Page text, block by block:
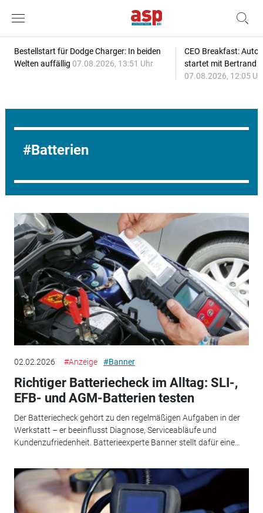
Bestellstart für Dodge Charger: In beiden
Welten auffällig 07.08.2026, 13:51 Uhr
CEO Breakfast:
startet mit Bertrand
07.08.2026, 12:05
Batterien
02.02.2026 #Anzeige #Banner
Richtiger Batteriecheck im Alltag: SLI-,
EFB- und AGM-Batterien testen
Der Batteriecheck gehört zu den regelmäßigen Aufgaben in der
Werkstatt – er beeinflusst Diagnose, Serviceabläufe und
Kundenzufriedenheit. Batterieexperte Banner stellt dafür eine...